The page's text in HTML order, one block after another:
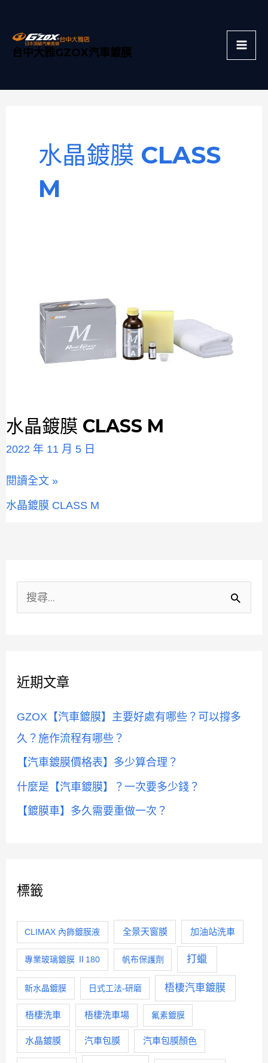
容
台中大雅GZOX汽車鍍膜
水晶鍍膜 CLASS
M
水晶鍍膜 CLASS M
2022 年 11 月 5 日
水
晶
鍍
CLASS
M
閱讀全文 »
水晶鍍膜 CLASS M
字
近期文章
GZOX【汽車鍍膜】主要好處有哪些？可以撐多
久？施作流程有哪些？
【汽車鍍膜價格表】多少算合理？
什麼是【汽車鍍膜】？一次要多少錢？
【鍍膜車】多久需要重做一次？
標籤
CLIMAX 內飾鍍膜液 全景天窗膜 加油站洗車
專業玻璃鍍膜 Ⅱ180 帆布保護劑 打蠟
新水晶鍍膜 日式工法-研磨 梧棲汽車鍍膜
梧棲洗車 梧棲洗車場 氟素鍍膜
水晶鍍膜 汽車包膜 汽車包膜顏色